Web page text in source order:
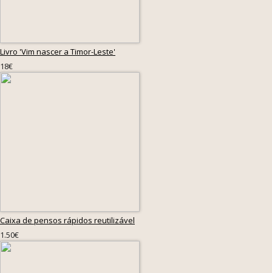
Livro 'Vim nascer a Timor-Leste'
18€
Caixa de pensos rápidos reutilizável
1.50€